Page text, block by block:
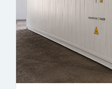
Купить
▼ Что важнее:
▼ Где купить
▼ Как понять, что
▼ От чего зависит
▼ Какие грузы возят